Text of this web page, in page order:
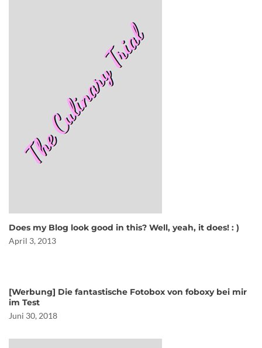
Does my Blog look good in this? Well, yeah, it does! : )
April 3, 2013
[Werbung] Die fantastische Fotobox von foboxy bei mir
im Test
Juni 30, 2018